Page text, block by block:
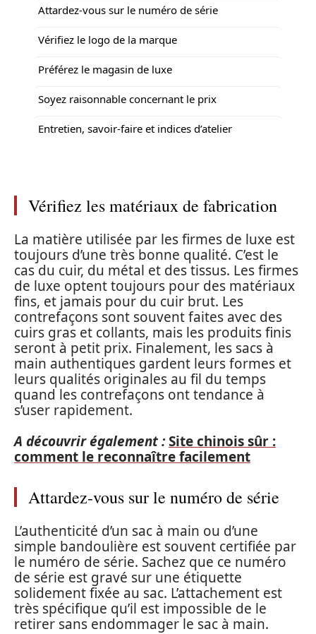
Attardez-vous sur le numéro de série
Vérifiez le logo de la marque
Préférez le magasin de luxe
Soyez raisonnable concernant le prix
Entretien, savoir‑faire et indices d’atelier
Vérifiez les matériaux de fabrication
La matière utilisée par les firmes de luxe est
toujours d’une très bonne qualité. C’est le
cas du cuir, du métal et des tissus. Les firmes
de luxe optent toujours pour des matériaux
fins, et jamais pour du cuir brut. Les
contrefaçons sont souvent faites avec des
cuirs gras et collants, mais les produits finis
seront à petit prix. Finalement, les sacs à
main authentiques gardent leurs formes et
leurs qualités originales au fil du temps
quand les contrefaçons ont tendance à
s’user rapidement.
A découvrir également :Site chinois sûr :
comment le reconnaître facilement
Attardez-vous sur le numéro de série
L’authenticité d’un sac à main ou d’une
simple bandoulière est souvent certifiée par
le numéro de série. Sachez que ce numéro
de série est gravé sur une étiquette
solidement fixée au sac. L’attachement est
très spécifique qu’il est impossible de le
retirer sans endommager le sac à main.